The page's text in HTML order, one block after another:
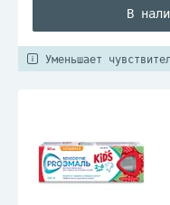
В
Уменьшает